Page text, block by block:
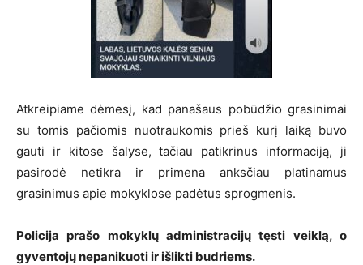
Atkreipiame dėmesį, kad panašaus pobūdžio grasinimai
su tomis pačiomis nuotraukomis prieš kurį laiką buvo
gauti ir kitose šalyse, tačiau patikrinus informaciją, ji
pasirodė netikra ir primena anksčiau platinamus
grasinimus apie mokyklose padėtus sprogmenis.
Policija prašo mokyklų administracijų tęsti veiklą, o
gyventojų nepanikuoti ir išlikti budriems.